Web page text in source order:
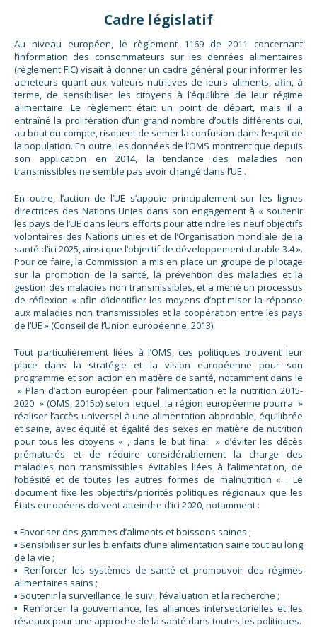
Cadre législatif
Au niveau européen, le règlement 1169 de 2011 concernant
l’information des consommateurs sur les denrées alimentaires
(règlement FIC) visait à donner un cadre général pour informer les
acheteurs quant aux valeurs nutritives de leurs aliments, afin, à
terme, de sensibiliser les citoyens à l’équilibre de leur régime
alimentaire. Le règlement était un point de départ, mais il a
entraîné la prolifération d’un grand nombre d’outils différents qui,
au bout du compte, risquent de semer la confusion dans l’esprit de
la population. En outre, les données de l’OMS montrent que depuis
son application en 2014, la tendance des maladies non
transmissibles ne semble pas avoir changé dans l’UE .
En outre, l’action de l’UE s’appuie principalement sur les lignes
directrices des Nations Unies dans son engagement à « soutenir
les pays de l’UE dans leurs efforts pour atteindre les neuf objectifs
volontaires des Nations unies et de l’Organisation mondiale de la
santé d’ici 2025, ainsi que l’objectif de développement durable 3.4 ».
Pour ce faire, la Commission a mis en place un groupe de pilotage
sur la promotion de la santé, la prévention des maladies et la
gestion des maladies non transmissibles, et a mené un processus
de réflexion « afin d’identifier les moyens d’optimiser la réponse
aux maladies non transmissibles et la coopération entre les pays
de l’UE » (Conseil de l’Union européenne, 2013).
Tout particulièrement liées à l’OMS, ces politiques trouvent leur
place dans la stratégie et la vision européenne pour son
programme et son action en matière de santé, notamment dans le
» Plan d’action européen pour l’alimentation et la nutrition 2015-
2020 » (OMS, 2015b) selon lequel, la région européenne pourra »
réaliser l’accès universel à une alimentation abordable, équilibrée
et saine, avec équité et égalité des sexes en matière de nutrition
pour tous les citoyens « , dans le but final » d’éviter les décès
prématurés et de réduire considérablement la charge des
maladies non transmissibles évitables liées à l’alimentation, de
l’obésité et de toutes les autres formes de malnutrition « . Le
document fixe les objectifs/priorités politiques régionaux que les
États européens doivent atteindre d’ici 2020, notamment :
▪ Favoriser des gammes d’aliments et boissons saines ;
▪ Sensibiliser sur les bienfaits d’une alimentation saine tout au long
de la vie ;
▪ Renforcer les systèmes de santé et promouvoir des régimes
alimentaires sains ;
▪ Soutenir la surveillance, le suivi, l’évaluation et la recherche ;
▪ Renforcer la gouvernance, les alliances intersectorielles et les
réseaux pour une approche de la santé dans toutes les politiques.